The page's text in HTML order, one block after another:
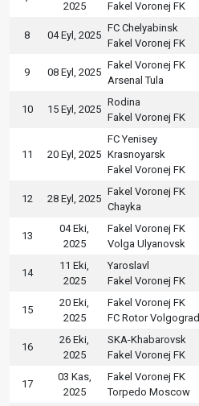
2025
Fakel Voronej FK
8 04 Eyl, 2025
FC Chelyabinsk
Fakel Voronej FK
9 08 Eyl, 2025
Fakel Voronej FK
Arsenal Tula
10 15 Eyl, 2025
Rodina
Fakel Voronej FK
11 20 Eyl, 2025
FC Yenisey
Krasnoyarsk
Fakel Voronej FK
12 28 Eyl, 2025
Fakel Voronej FK
Chayka
13
04 Eki,
2025
Fakel Voronej FK
Volga Ulyanovsk
14
11 Eki,
2025
Yaroslavl
Fakel Voronej FK
15
20 Eki,
2025
Fakel Voronej FK
FC Rotor Volgograd
16
26 Eki,
2025
SKA-Khabarovsk
Fakel Voronej FK
17
03 Kas,
2025
Fakel Voronej FK
Torpedo Moscow